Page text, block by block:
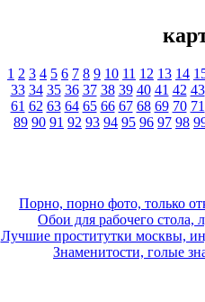
1 2 3 4 5 6 7 8 9 10 11 12 13 14
33 34 35 36 37 38 39 40 41 42 43
61 62 63 64 65 66 67 68 69 70 71
89 90 91 92 93 94 95 96 97 98
Порно, порно фото, только
Обои для рабочего стола,
Лучшие проститутки москвы,
Знаменитости, голые